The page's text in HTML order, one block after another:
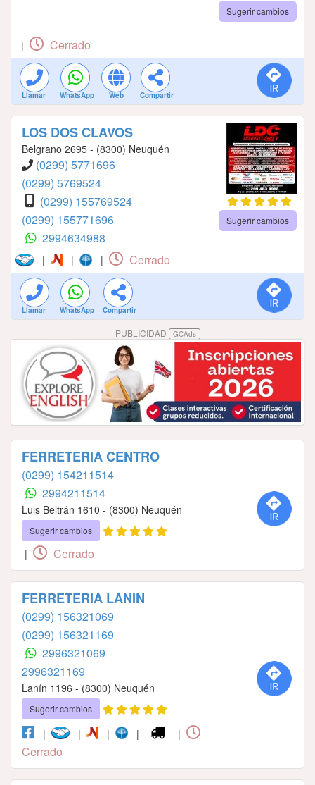
Sugerir cambios
| Cerrado
Llamar WhatsApp Web Compartir
LOS DOS CLAVOS
Belgrano 2695 - (8300) Neuquén
(0299) 5771696
(0299) 5769524
(0299) 155769524
(0299) 155771696
2994634988
Sugerir cambios
| | | Cerrado
Llamar WhatsApp Compartir
PUBLICIDAD GCAds
FERRETERIA CENTRO
(0299) 154211514
2994211514
Luis Beltrán 1610 - (8300) Neuquén
Sugerir cambios
| Cerrado
FERRETERIA LANIN
(0299) 156321069
(0299) 156321169
2996321069
2996321169
Lanín 1196 - (8300) Neuquén
Sugerir cambios
| | | | |
Cerrado